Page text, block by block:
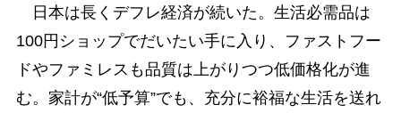
日本は長くデフレ経済が続いた。生活必需品は
100円ショップでだいたい手に入り、ファストフー
ドやファミレスも品質は上がりつつ低価格化が進
む。家計が“低予算”でも、充分に裕福な生活を送れ